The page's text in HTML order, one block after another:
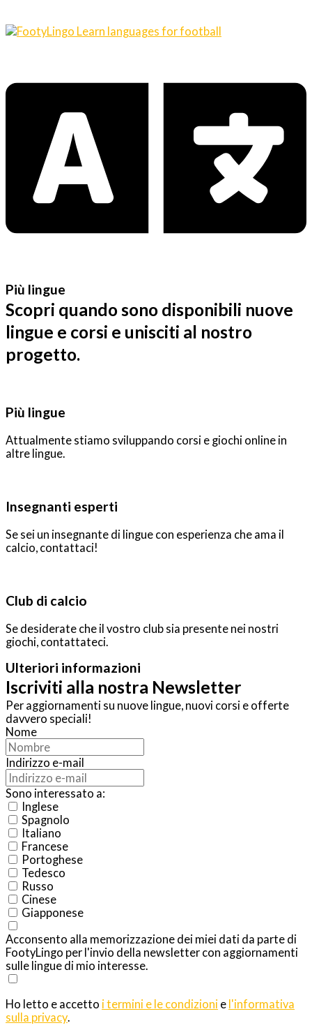
Più lingue
Scopri quando sono disponibili nuove
lingue e corsi e unisciti al nostro
progetto.
Più lingue
Attualmente stiamo sviluppando corsi e giochi online in
altre lingue.
Insegnanti esperti
Se sei un insegnante di lingue con esperienza che ama il
calcio, contattaci!
Club di calcio
Se desiderate che il vostro club sia presente nei nostri
giochi, contattateci.
Ulteriori informazioni
Iscriviti alla nostra Newsletter
Per aggiornamenti su nuove lingue, nuovi corsi e offerte
davvero speciali!
Nome
Indirizzo e-mail
Sono interessato a:
Inglese
Spagnolo
Italiano
Francese
Portoghese
Tedesco
Russo
Cinese
Giapponese
Acconsento alla memorizzazione dei miei dati da parte di
FootyLingo per l'invio della newsletter con aggiornamenti
sulle lingue di mio interesse.
Ho letto e accetto i termini e le condizioni e l'informativa
sulla privacy